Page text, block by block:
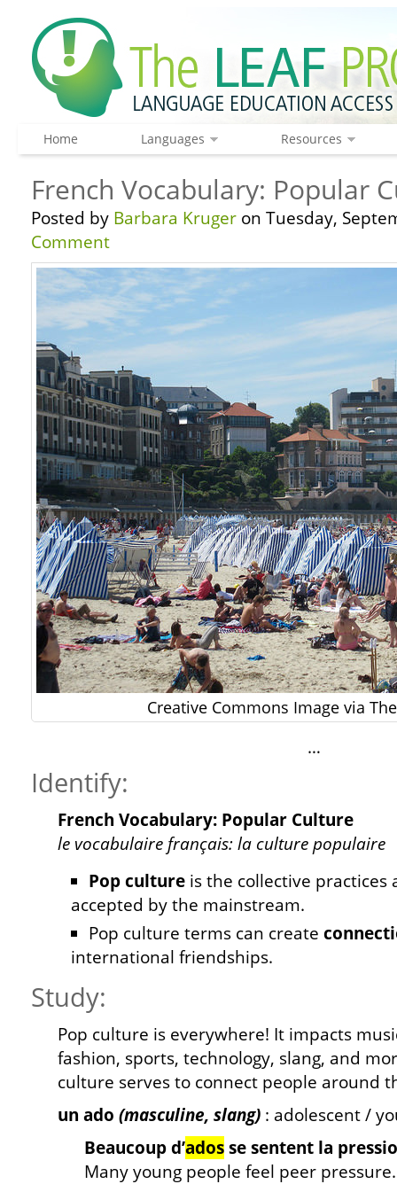
Home Languages Resources
French Vocabulary: Popular
Posted by Barbara Kruger on Tuesday,
Comment
Creative Commons Image via
…
Identify:
French Vocabulary: Popular Culture
le vocabulaire français: la culture populaire
Pop culture is the collective practices
accepted by the mainstream.
Pop culture terms can create
international friendships.
Study:
Pop culture is everywhere! It impacts
fashion, sports, technology, slang, and
culture serves to connect people around
un ado (masculine, slang) : adolescent /
Beaucoup d’adosse sentent la
Many young people feel peer pressure.